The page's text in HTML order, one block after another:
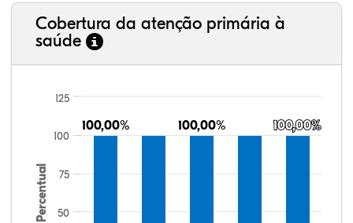
Cobertura da atenção primária à
saúde
Percentual
100,00%
100,00% 100,00%
100,00% 100,00%
100,00%
50
75
100
125